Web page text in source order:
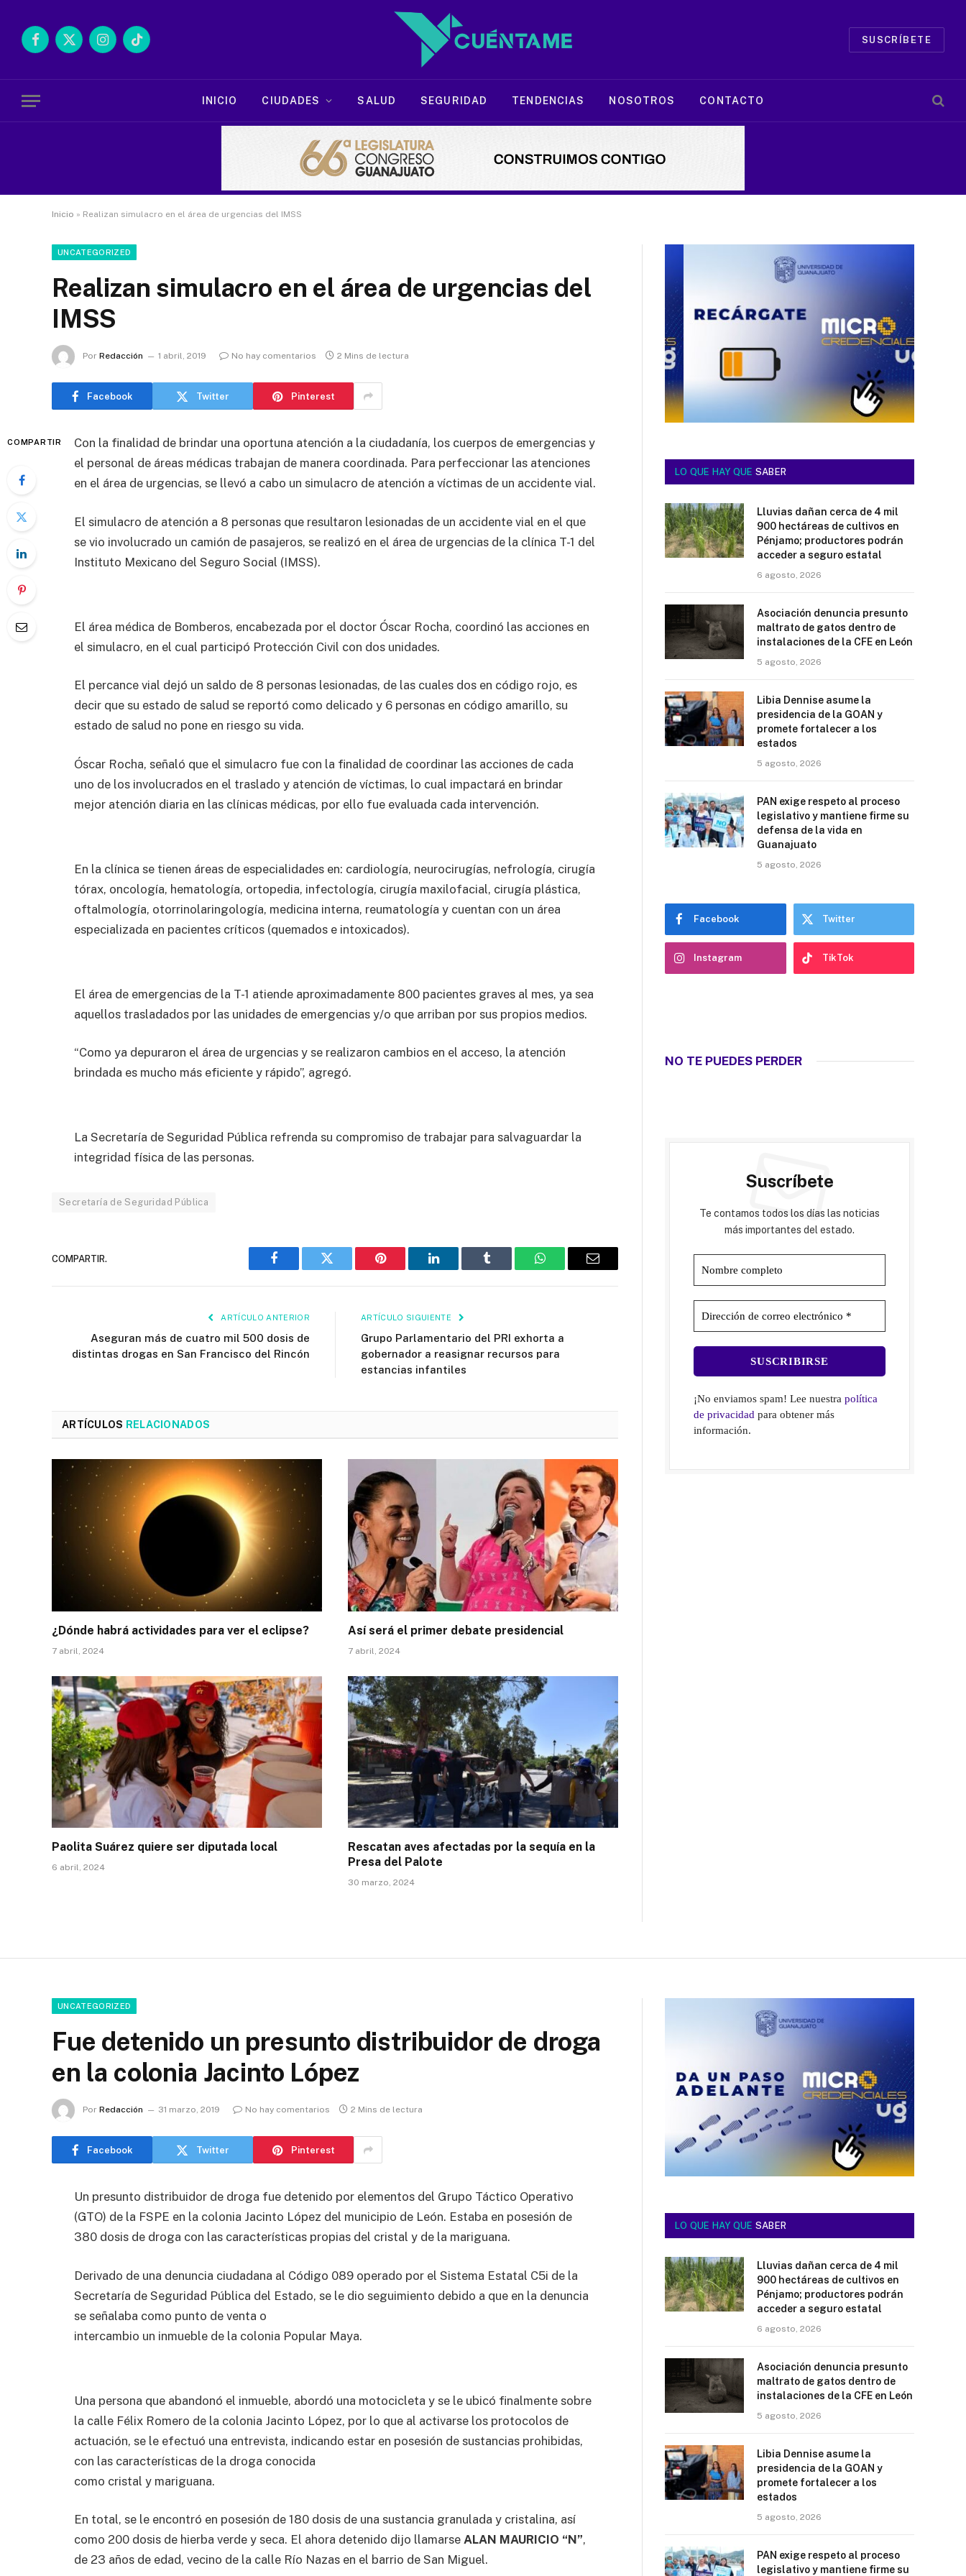
Facebook
X
InstagramTikTok
SUSCRÍBETE
INICIO CIUDADES SALUD SEGURIDAD TENDENCIAS NOSOTROS CONTACTO
Inicio » Realizan simulacro en el área de urgencias del IMSS
UNCATEGORIZED
Realizan simulacro en el área de urgencias del
IMSS
Por Redacción 1 abril, 2019 No hay comentarios 2 Mins de lectura
Facebook Twitter Pinterest
COMPARTIR
Con la finalidad de brindar una oportuna atención a la ciudadanía, los cuerpos de emergencias y
el personal de áreas médicas trabajan de manera coordinada. Para perfeccionar las atenciones
en el área de urgencias, se llevó a cabo un simulacro de atención a víctimas de un accidente vial.
El simulacro de atención a 8 personas que resultaron lesionadas de un accidente vial en el que
se vio involucrado un camión de pasajeros, se realizó en el área de urgencias de la clínica T-1 del
Instituto Mexicano del Seguro Social (IMSS).
El área médica de Bomberos, encabezada por el doctor Óscar Rocha, coordinó las acciones en
el simulacro, en el cual participó Protección Civil con dos unidades.
El percance vial dejó un saldo de 8 personas lesionadas, de las cuales dos en código rojo, es
decir que su estado de salud se reportó como delicado y 6 personas en código amarillo, su
estado de salud no pone en riesgo su vida.
Óscar Rocha, señaló que el simulacro fue con la finalidad de coordinar las acciones de cada
uno de los involucrados en el traslado y atención de víctimas, lo cual impactará en brindar
mejor atención diaria en las clínicas médicas, por ello fue evaluada cada intervención.
En la clínica se tienen áreas de especialidades en: cardiología, neurocirugías, nefrología, cirugía
tórax, oncología, hematología, ortopedia, infectología, cirugía maxilofacial, cirugía plástica,
oftalmología, otorrinolaringología, medicina interna, reumatología y cuentan con un área
especializada en pacientes críticos (quemados e intoxicados).
El área de emergencias de la T-1 atiende aproximadamente 800 pacientes graves al mes, ya sea
aquellos trasladados por las unidades de emergencias y/o que arriban por sus propios medios.
“Como ya depuraron el área de urgencias y se realizaron cambios en el acceso, la atención
brindada es mucho más eficiente y rápido”, agregó.
La Secretaría de Seguridad Pública refrenda su compromiso de trabajar para salvaguardar la
integridad física de las personas.
Secretaría de Seguridad Pública
COMPARTIR.
Facebook Twitter Pinterest LinkedIn Tumblr WhatsAppEmail
ARTÍCULO ANTERIOR
Aseguran más de cuatro mil 500 dosis de
distintas drogas en San Francisco del Rincón
ARTÍCULO SIGUIENTE
Grupo Parlamentario del PRI exhorta a
gobernador a reasignar recursos para
estancias infantiles
ARTÍCULOS RELACIONADOS
¿Dónde habrá actividades para ver el eclipse?
7 abril, 2024
Así será el primer debate presidencial
7 abril, 2024
Paolita Suárez quiere ser diputada local
6 abril, 2024
Rescatan aves afectadas por la sequía en la
Presa del Palote
30 marzo, 2024
LO QUE HAY QUE SABER
Lluvias dañan cerca de 4 mil
900 hectáreas de cultivos en
Pénjamo; productores podrán
acceder a seguro estatal
6 agosto, 2026
Asociación denuncia presunto
maltrato de gatos dentro de
instalaciones de la CFE en León
5 agosto, 2026
Libia Dennise asume la
presidencia de la GOAN y
promete fortalecer a los
estados
5 agosto, 2026
PAN exige respeto al proceso
legislativo y mantiene firme su
defensa de la vida en
Guanajuato
5 agosto, 2026
Facebook Twitter
Instagram TikTok
NO TE PUEDES PERDER
Suscríbete
Te contamos todos los días las noticias
más importantes del estado.
¡No enviamos spam! Lee nuestrapolítica
de privacidad para obtener más
información.
UNCATEGORIZED
Fue detenido un presunto distribuidor de droga
en la colonia Jacinto López
Por Redacción 31 marzo, 2019 No hay comentarios 2 Mins de lectura
Facebook Twitter Pinterest
Un presunto distribuidor de droga fue detenido por elementos del Grupo Táctico Operativo
(GTO) de la FSPE en la colonia Jacinto López del municipio de León. Estaba en posesión de
380 dosis de droga con las características propias del cristal y de la mariguana.
Derivado de una denuncia ciudadana al Código 089 operado por el Sistema Estatal C5i de la
Secretaría de Seguridad Pública del Estado, se le dio seguimiento debido a que en la denuncia
se señalaba como punto de venta o
intercambio un inmueble de la colonia Popular Maya.
Una persona que abandonó el inmueble, abordó una motocicleta y se le ubicó finalmente sobre
la calle Félix Romero de la colonia Jacinto López, por lo que al activarse los protocolos de
actuación, se le efectuó una entrevista, indicando estar en posesión de sustancias prohibidas,
con las características de la droga conocida
como cristal y mariguana.
En total, se le encontró en posesión de 180 dosis de una sustancia granulada y cristalina, así
como 200 dosis de hierba verde y seca. El ahora detenido dijo llamarse ALAN MAURICIO “N”,
de 23 años de edad, vecino de la calle Río Nazas en el barrio de San Miguel.
LO QUE HAY QUE SABER
Lluvias dañan cerca de 4 mil
900 hectáreas de cultivos en
Pénjamo; productores podrán
acceder a seguro estatal
6 agosto, 2026
Asociación denuncia presunto
maltrato de gatos dentro de
instalaciones de la CFE en León
5 agosto, 2026
Libia Dennise asume la
presidencia de la GOAN y
promete fortalecer a los
estados
5 agosto, 2026
PAN exige respeto al proceso
legislativo y mantiene firme su